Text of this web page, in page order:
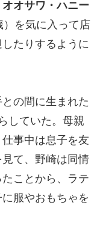
オオサワ・ハニー
）を気に入って店
たりするように
の間に生まれた
していた。母親
事中は息子を友
て、野崎は同情
ことから、ラテ
服やおもちゃを